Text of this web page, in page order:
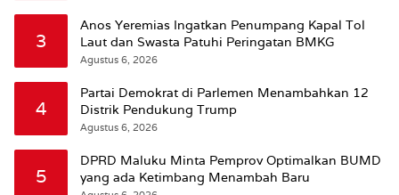
3
Anos Yeremias Ingatkan Penumpang Kapal Tol
Laut dan Swasta Patuhi Peringatan BMKG
Agustus 6, 2026
4
Partai Demokrat di Parlemen Menambahkan 12
Distrik Pendukung Trump
Agustus 6, 2026
5
DPRD Maluku Minta Pemprov Optimalkan BUMD
yang ada Ketimbang Menambah Baru